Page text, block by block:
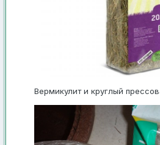
Вермикулит и круглый